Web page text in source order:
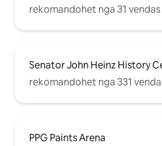
rekomandohet nga 31 vendas
Senator John Heinz History
rekomandohet nga 331
PPG Paints Arena